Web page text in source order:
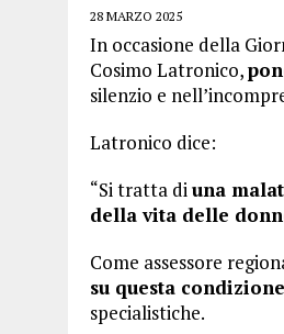
28 MARZO 2025
In occasione della
Cosimo Latronico,
silenzio e
Latronico dice:
“Si tratta diuna
della vita delle
Come assessore
su questa condizione
specialistiche.